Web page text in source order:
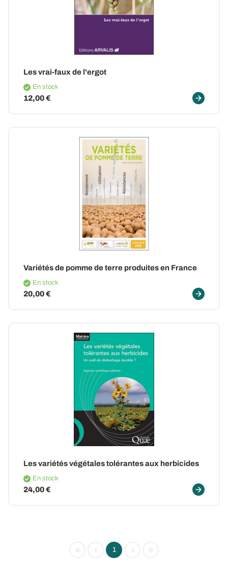
Les vrai-faux de l'ergot
En stock
12,00 €
Variétés de pomme de terre produites en France
En stock
20,00 €
Les variétés végétales tolérantes aux herbicides
En stock
24,00 €
« ‹ 1 › »